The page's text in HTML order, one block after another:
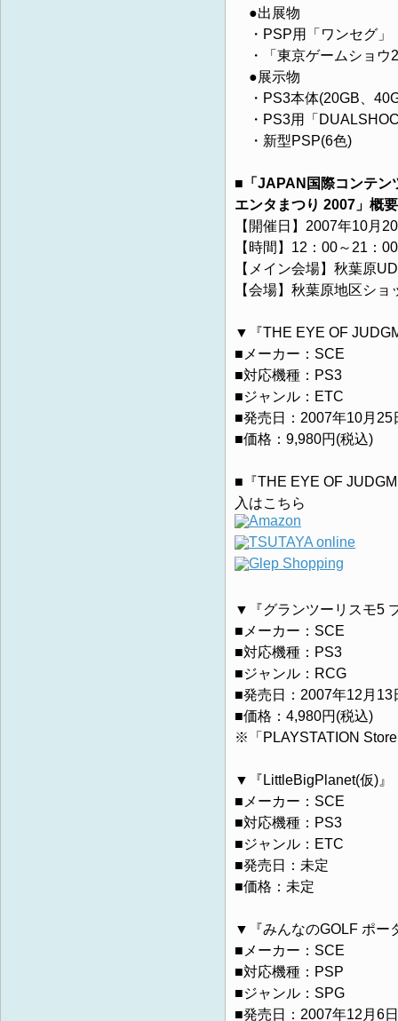
●出展物
・PSP用「ワンセグ」
・「東京ゲームショウ
●展示物
・PS3本体(20GB、
・PS3用「
・新型PSP(6色)
■「JAPAN国際コンテン
エンタまつり 2007」概要
【開催日】2007年10月
【時間】12：00～21：
【メイン会場】秋葉原
【会場】秋葉原地区ショ
▼『THE EYE OF
■メーカー：SCE
■対応機種：PS3
■ジャンル：ETC
■発売日：2007年10月25
■価格：9,980円(税込)
■『THE EYE OF
入はこちら
▼『グランツーリスモ5
■メーカー：SCE
■対応機種：PS3
■ジャンル：RCG
■発売日：2007年12月13
■価格：4,980円(税込)
※「PLAYSTATION
▼『LittleBigPlanet(仮)』
■メーカー：SCE
■対応機種：PS3
■ジャンル：ETC
■発売日：未定
■価格：未定
▼『みんなのGOLF ポー
■メーカー：SCE
■対応機種：PSP
■ジャンル：SPG
■発売日：2007年12月6日